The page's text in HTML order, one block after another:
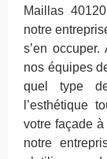
Maillas
notre
s’en
nos équipes
quel type
l’esthétique
votre façade
notre